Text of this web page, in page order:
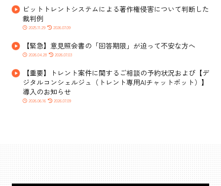
ビットトレントシステムによる著作権侵害について判断した
裁判例
2025.11.29 2026.07.09
【緊急】意見照会書の「回答期限」が迫って不安な方へ
2026.04.28 2026.07.03
【重要】トレント案件に関するご相談の予約状況および【デ
ジタルコンシェルジュ（トレント専用AIチャットボット）】
導入のお知らせ
2026.06.16 2026.07.09